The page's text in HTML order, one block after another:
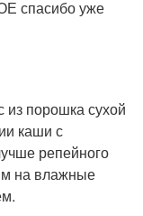
спасибо уже
из порошка сухой
каши с
репейного
на влажные